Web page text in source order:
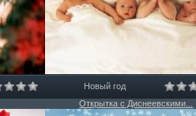
Новый год
Открытка с Диснеевскими...